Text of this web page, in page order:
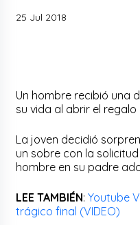
25 Jul 2018
Un hombre recibió una
su vida al abrir el regalo
La joven decidió
un sobre con la
hombre en su padre
LEE TAMBIÉN: Youtube
trágico final (VIDEO)